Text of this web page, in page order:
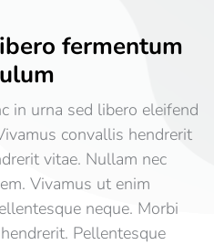
fermentum
in urna sed libero eleifend
convallis hendrerit
vitae. Nullam nec
Vivamus ut enim
neque. Morbi
Pellentesque